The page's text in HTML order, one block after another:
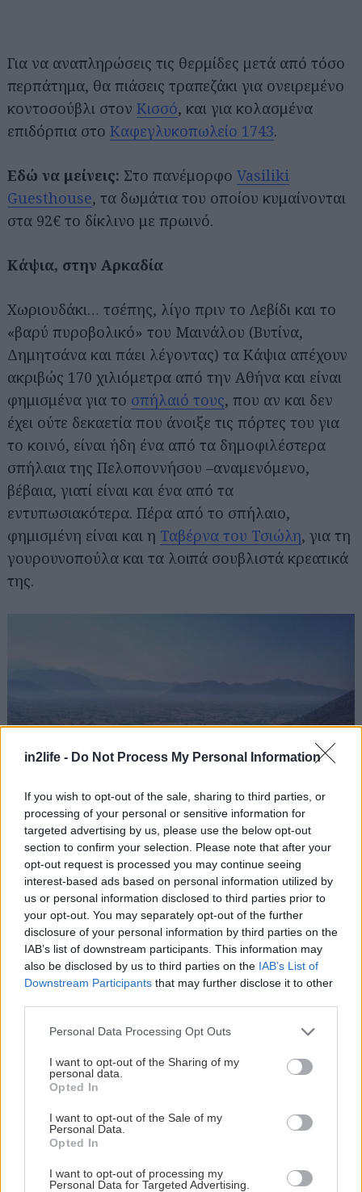
in2life - Do Not Process My Personal Information
If you wish to opt-out of the sale, sharing to third parties, or
processing of your personal or sensitive information for
targeted advertising by us, please use the below opt-out
section to confirm your selection. Please note that after your
opt-out request is processed you may continue seeing
interest-based ads based on personal information utilized by
us or personal information disclosed to third parties prior to
your opt-out. You may separately opt-out of the further
disclosure of your personal information by third parties on the
IAB’s list of downstream participants. This information may
also be disclosed by us to third parties on the IAB’s List of
Downstream Participants that may further disclose it to other
Please note that this website/app uses one or more Google
not limited to your visit or usage behaviour. You may click to
grant or deny consent to Google and its third-party tags to
use your data for below specified purposes in below Google
consent section.
Personal Data Processing Opt Outs
I want to opt-out of the Sharing of my
personal data.
Opted In
I want to opt-out of the Sale of my
Personal Data.
Opted In
I want to opt-out of processing my
Personal Data for Targeted Advertising.
Για να αναπληρώσεις τις θερμίδες μετά από τόσο
περπάτημα, θα πιάσεις τραπεζάκι για ονειρεμένο
κοντοσούβλι στον Κισσό, και για κολασμένα
επιδόρπια στο Καφεγλυκοπωλείο 1743.
Εδώ να μείνεις: Στο πανέμορφο Vasiliki
Guesthouse, τα δωμάτια του οποίου κυμαίνονται
στα 92€ το δίκλινο με πρωινό.
Κάψια, στην Αρκαδία
Χωριουδάκι… τσέπης, λίγο πριν το Λεβίδι και το
«βαρύ πυροβολικό» του Μαινάλου (Βυτίνα,
Δημητσάνα και πάει λέγοντας) τα Κάψια απέχουν
ακριβώς 170 χιλιόμετρα από την Αθήνα και είναι
φημισμένα για το σπήλαιό τους, που αν και δεν
έχει ούτε δεκαετία που άνοιξε τις πόρτες του για
το κοινό, είναι ήδη ένα από τα δημοφιλέστερα
σπήλαια της Πελοποννήσου –αναμενόμενο,
βέβαια, γιατί είναι και ένα από τα
εντυπωσιακότερα. Πέρα από το σπήλαιο,
φημισμένη είναι και η Ταβέρνα του Τσιώλη, για τη
γουρουνοπούλα και τα λοιπά σουβλιστά κρεατικά
της.
Φωτό: Arcadia Portal
Πολύ κοντά στο χωριό, ηΑρχαία Μαντίνειαείναι
ένας μικρός, γλυκύτατος αρχαιολογικός χώρος με
εκκλησία που έχεις δει ποτέ ακριβώς απέναντί
Αναζήτηση
για...